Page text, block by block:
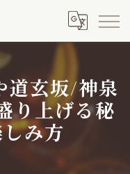
道玄坂/神泉
り上げる秘
み方